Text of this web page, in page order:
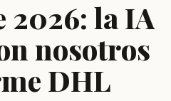
2026: la IA
nosotros
DHL